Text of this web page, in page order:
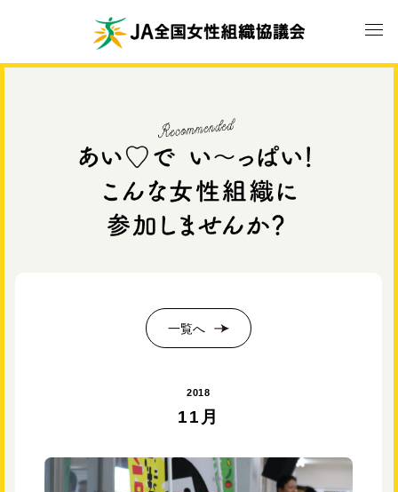
一覧へ
2018
11月